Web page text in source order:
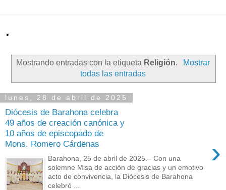
.
Mostrando entradas con la etiqueta Religión.
Mostrar
todas las entradas
lunes, 28 de abril de 2025
Diócesis de Barahona celebra
49 años de creación canónica y
10 años de episcopado de
Mons. Romero Cárdenas
›
Barahona, 25 de abril de 2025.– Con una
solemne Misa de acción de gracias y un emotivo
acto de convivencia, la Diócesis de Barahona
celebró ...